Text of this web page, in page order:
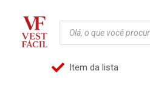
Item da lista